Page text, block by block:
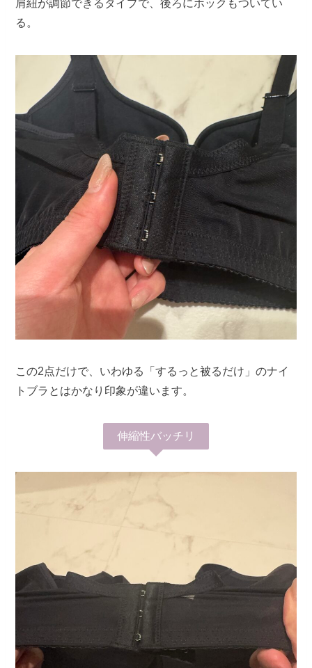
肩紐が調節できるタイプで、後ろにホックもついてい
る。
この2点だけで、いわゆる「するっと被るだけ」のナイ
トブラとはかなり印象が違います。
伸縮性バッチリ